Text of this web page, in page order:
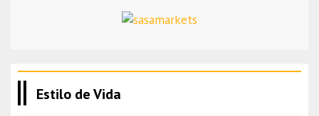
Estilo de Vida